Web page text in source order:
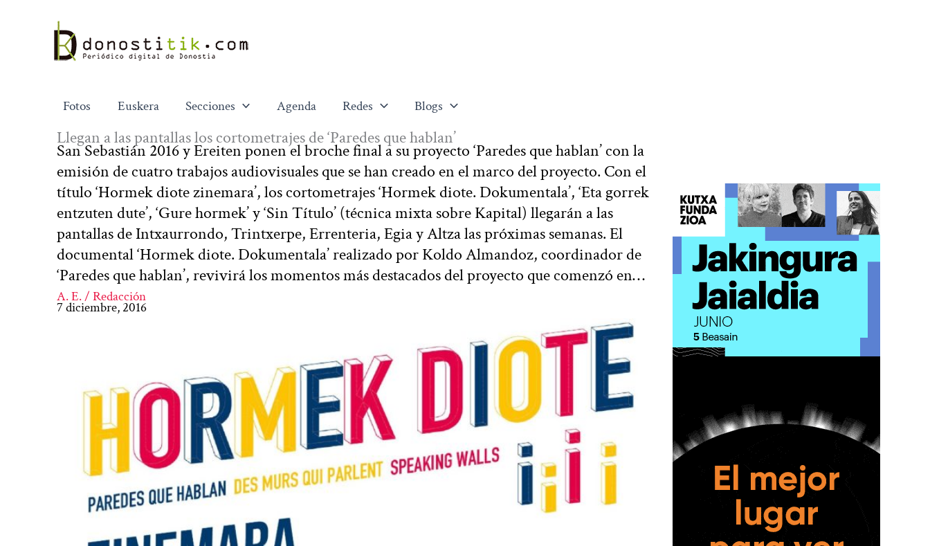
contenido
Fotos Euskera Secciones Agenda Redes Blogs
Llegan a las pantallas los cortometrajes de ‘Paredes que hablan’
San Sebastián 2016 y Ereiten ponen el broche final a su proyecto ‘Paredes que hablan’ con la
emisión de cuatro trabajos audiovisuales que se han creado en el marco del proyecto. Con el
título ‘Hormek diote zinemara’, los cortometrajes ‘Hormek diote. Dokumentala’, ‘Eta gorrek
entzuten dute’, ‘Gure hormek’ y ‘Sin Título’ (técnica mixta sobre Kapital) llegarán a las
pantallas de Intxaurrondo, Trintxerpe, Errenteria, Egia y Altza las próximas semanas. El
documental ‘Hormek diote. Dokumentala’ realizado por Koldo Almandoz, coordinador de
‘Paredes que hablan’, revivirá los momentos más destacados del proyecto que comenzó en…
A. E. / Redacción
7 diciembre, 2016